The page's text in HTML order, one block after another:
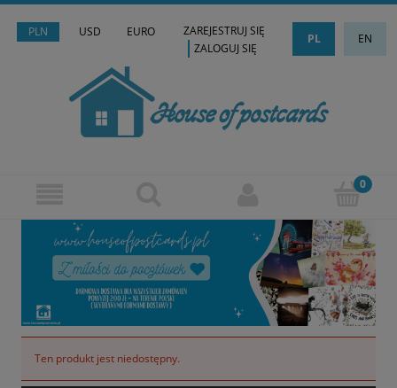
PLN USD EURO PL EN
ZAREJESTRUJ SIĘ
ZALOGUJ SIĘ
Ten produkt jest niedostępny.